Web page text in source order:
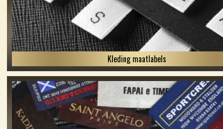
Kleding maatlabels